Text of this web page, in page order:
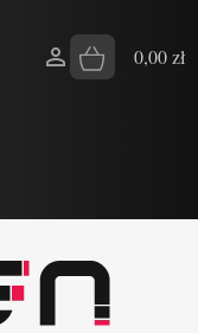
0,00 zł
